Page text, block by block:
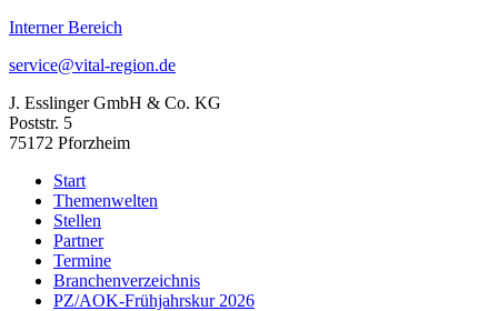
Interner Bereich
service@vital-region.de
J. Esslinger GmbH & Co. KG
Poststr. 5
75172 Pforzheim
Start
Themenwelten
Stellen
Partner
Termine
Branchenverzeichnis
PZ/AOK-Frühjahrskur 2026